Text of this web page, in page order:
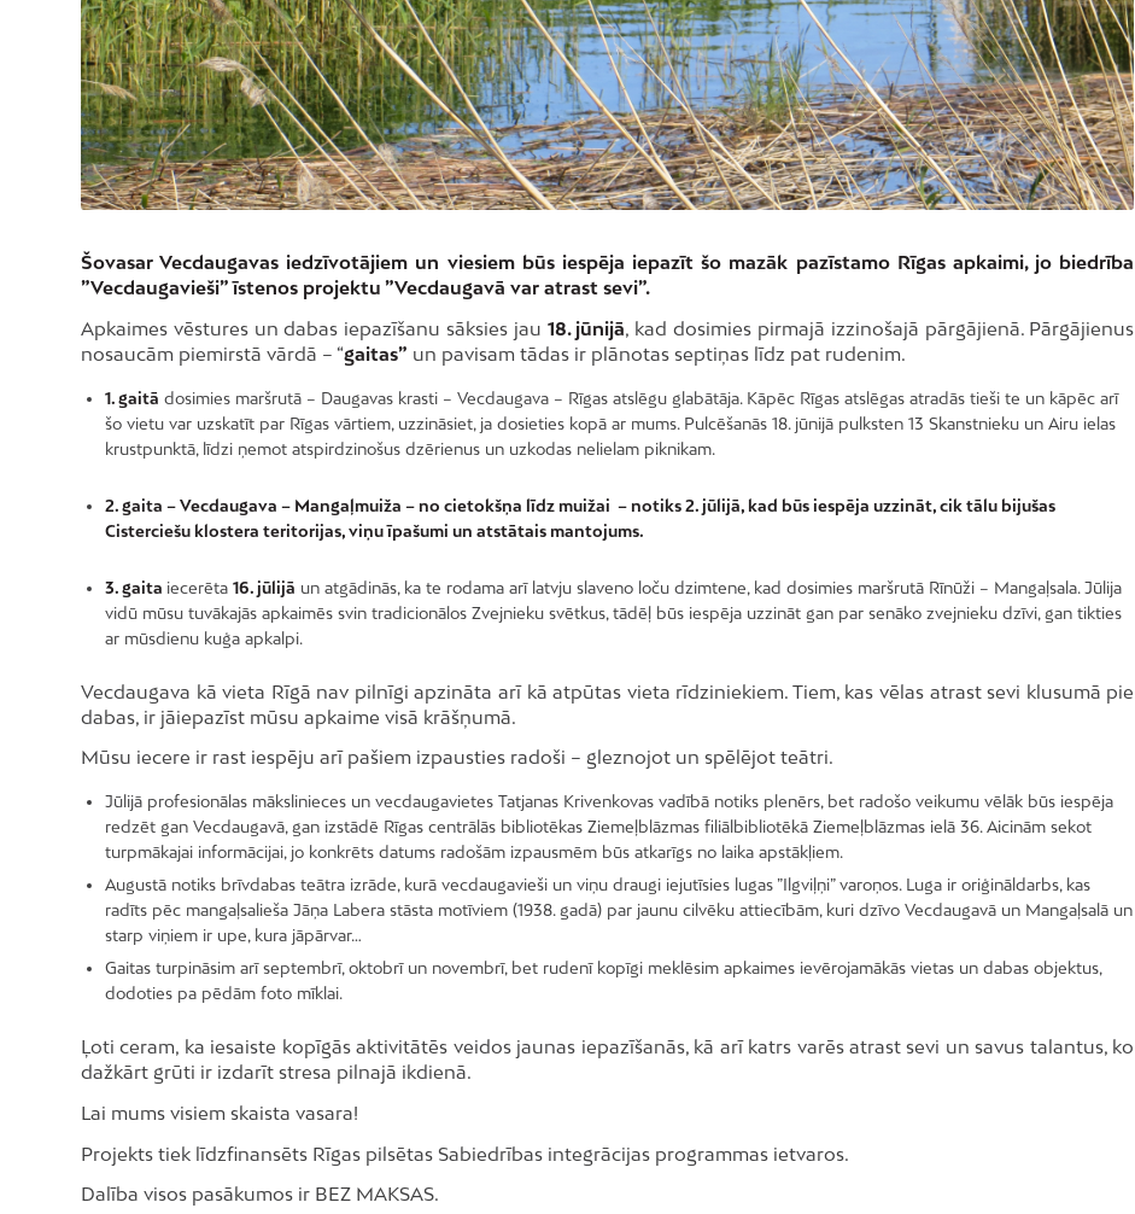
Šovasar Vecdaugavas iedzīvotājiem un viesiem būs iespēja iepazīt šo mazāk pazīstamo Rīgas apkaimi, jo biedrība
”Vecdaugavieši” īstenos projektu ”Vecdaugavā var atrast sevi”.
Apkaimes vēstures un dabas iepazīšanu sāksies jau 18. jūnijā, kad dosimies pirmajā izzinošajā pārgājienā. Pārgājienus
nosaucām piemirstā vārdā – “gaitas” un pavisam tādas ir plānotas septiņas līdz pat rudenim.
1. gaitā dosimies maršrutā – Daugavas krasti – Vecdaugava – Rīgas atslēgu glabātāja. Kāpēc Rīgas atslēgas atradās tieši te un kāpēc arī
šo vietu var uzskatīt par Rīgas vārtiem, uzzināsiet, ja dosieties kopā ar mums. Pulcēšanās 18. jūnijā pulksten 13 Skanstnieku un Airu ielas
krustpunktā, līdzi ņemot atspirdzinošus dzērienus un uzkodas nelielam piknikam.
2. gaita – Vecdaugava – Mangaļmuiža – no cietokšņa līdz muižai – notiks 2. jūlijā, kad būs iespēja uzzināt, cik tālu bijušas
Cisterciešu klostera teritorijas, viņu īpašumi un atstātais mantojums.
3. gaita iecerēta 16. jūlijā un atgādinās, ka te rodama arī latvju slaveno loču dzimtene, kad dosimies maršrutā Rīnūži – Mangaļsala. Jūlija
vidū mūsu tuvākajās apkaimēs svin tradicionālos Zvejnieku svētkus, tādēļ būs iespēja uzzināt gan par senāko zvejnieku dzīvi, gan tikties
ar mūsdienu kuģa apkalpi.
Vecdaugava kā vieta Rīgā nav pilnīgi apzināta arī kā atpūtas vieta rīdziniekiem. Tiem, kas vēlas atrast sevi klusumā pie
dabas, ir jāiepazīst mūsu apkaime visā krāšņumā.
Mūsu iecere ir rast iespēju arī pašiem izpausties radoši – gleznojot un spēlējot teātri.
Jūlijā profesionālas mākslinieces un vecdaugavietes Tatjanas Krivenkovas vadībā notiks plenērs, bet radošo veikumu vēlāk būs iespēja
redzēt gan Vecdaugavā, gan izstādē Rīgas centrālās bibliotēkas Ziemeļblāzmas filiālbibliotēkā Ziemeļblāzmas ielā 36. Aicinām sekot
turpmākajai informācijai, jo konkrēts datums radošām izpausmēm būs atkarīgs no laika apstākļiem.
Augustā notiks brīvdabas teātra izrāde, kurā vecdaugavieši un viņu draugi iejutīsies lugas ”Ilgviļņi” varoņos. Luga ir oriģināldarbs, kas
radīts pēc mangaļsalieša Jāņa Labera stāsta motīviem (1938. gadā) par jaunu cilvēku attiecībām, kuri dzīvo Vecdaugavā un Mangaļsalā un
starp viņiem ir upe, kura jāpārvar…
Gaitas turpināsim arī septembrī, oktobrī un novembrī, bet rudenī kopīgi meklēsim apkaimes ievērojamākās vietas un dabas objektus,
dodoties pa pēdām foto mīklai.
Ļoti ceram, ka iesaiste kopīgās aktivitātēs veidos jaunas iepazīšanās, kā arī katrs varēs atrast sevi un savus talantus, ko
dažkārt grūti ir izdarīt stresa pilnajā ikdienā.
Lai mums visiem skaista vasara!
Projekts tiek līdzfinansēts Rīgas pilsētas Sabiedrības integrācijas programmas ietvaros.
Dalība visos pasākumos ir BEZ MAKSAS.